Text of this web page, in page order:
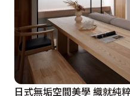
日式無垢空間美學 織就純